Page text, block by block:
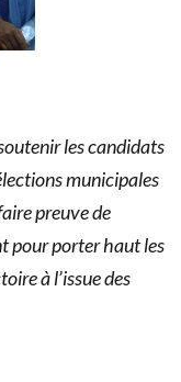
les candidats
municipales
preuve de
pour porter haut les
à l’issue des